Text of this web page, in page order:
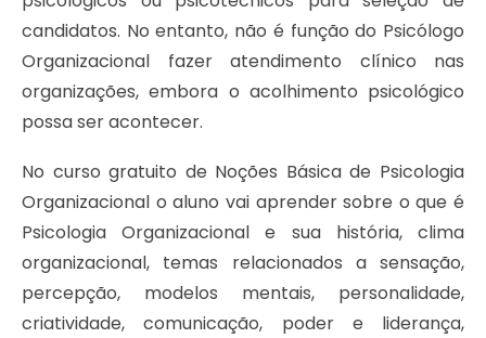
candidatos. No entanto, não é função do Psicólogo
Organizacional fazer atendimento clínico nas
organizações, embora o acolhimento psicológico
possa ser acontecer.
No curso gratuito de Noções Básica de Psicologia
Organizacional o aluno vai aprender sobre o que é
Psicologia Organizacional e sua história, clima
organizacional, temas relacionados a sensação,
percepção, modelos mentais, personalidade,
criatividade, comunicação, poder e liderança,